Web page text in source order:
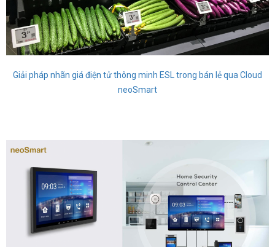
Giải pháp nhãn giá điện tử thông minh ESL trong bán lẻ qua Cloud
neoSmart